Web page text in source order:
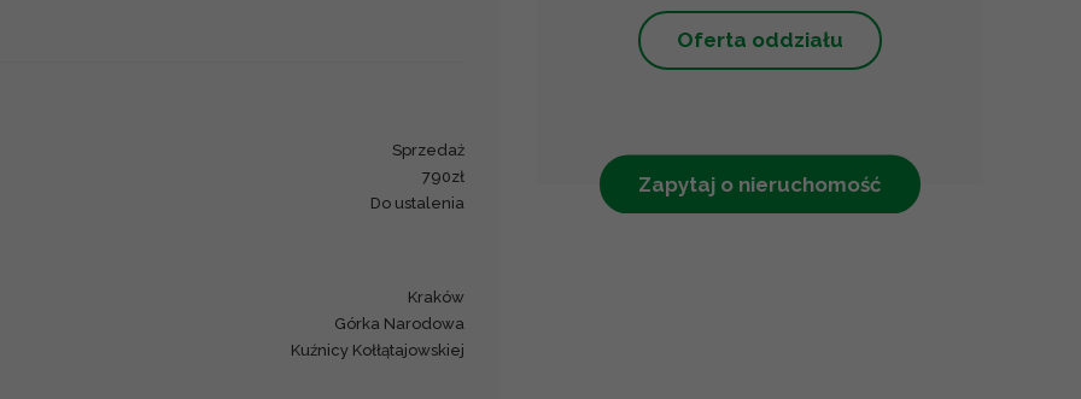
Oferta oddziału
Zapytaj o nieruchomość
sprzedaż
790zł
Do ustalenia
Kraków
Górka Narodowa
Kuźnicy Kołłątajowskiej